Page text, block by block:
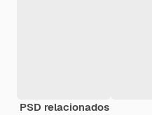
PSD relacionados